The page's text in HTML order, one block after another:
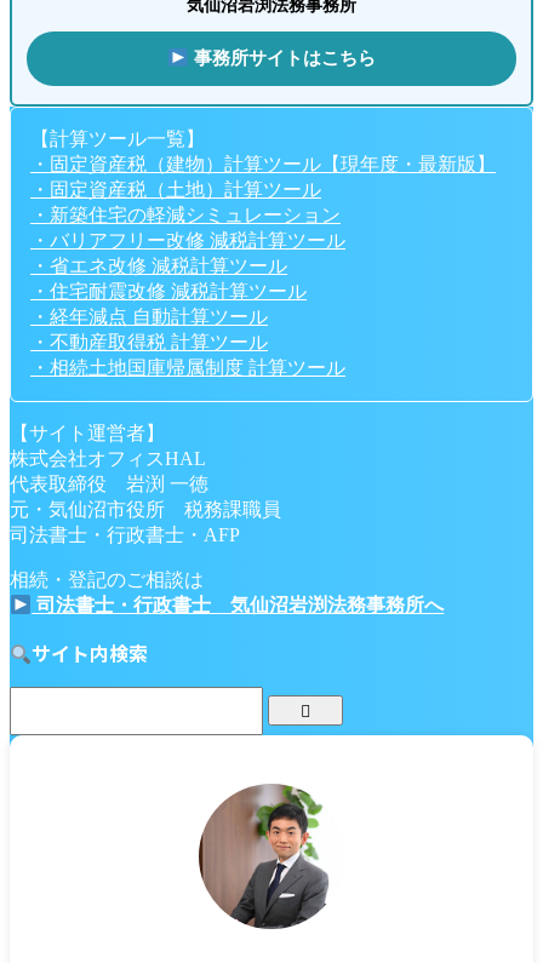
気仙沼岩渕法務事務所
事務所サイトはこちら
【計算ツール一覧】
・固定資産税（建物）計算ツール【現年度・最新版】
・固定資産税（土地）計算ツール
・新築住宅の軽減シミュレーション
・バリアフリー改修 減税計算ツール
・省エネ改修 減税計算ツール
・住宅耐震改修 減税計算ツール
・経年減点 自動計算ツール
・不動産取得税 計算ツール
・相続土地国庫帰属制度 計算ツール
【サイト運営者】
株式会社オフィスHAL
代表取締役 岩渕 一徳
元・気仙沼市役所 税務課職員
司法書士・行政書士・AFP
相続・登記のご相談は
司法書士・行政書士 気仙沼岩渕法務事務所へ
サイト内検索